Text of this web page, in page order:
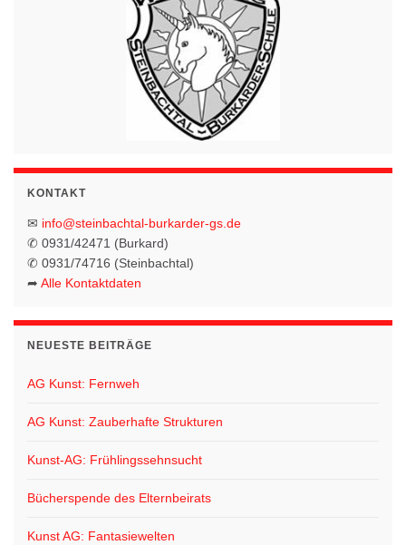
KONTAKT
✉ info@steinbachtal-burkarder-gs.de
✆ 0931/42471 (Burkard)
✆ 0931/74716 (Steinbachtal)
➦ Alle Kontaktdaten
NEUESTE BEITRÄGE
AG Kunst: Fernweh
AG Kunst: Zauberhafte Strukturen
Kunst-AG: Frühlingssehnsucht
Bücherspende des Elternbeirats
Kunst AG: Fantasiewelten